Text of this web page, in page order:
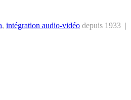
, intégration audio-vidéo depuis 1933 |